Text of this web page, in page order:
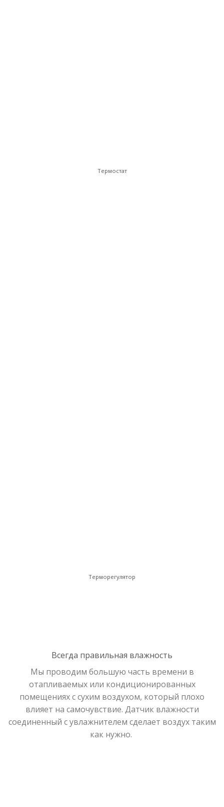
Термостат
Терморегулятор
Всегда правильная влажность
Мы проводим большую часть времени в
отапливаемых или кондиционированных
помещениях с сухим воздухом, который плохо
влияет на самочувствие. Датчик влажности
соединенный с увлажнителем сделает воздух таким
как нужно.